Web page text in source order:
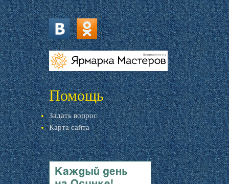
vk.com ok.ru
livemaster.ru
Помощь
Задать вопрос
Карта сайта